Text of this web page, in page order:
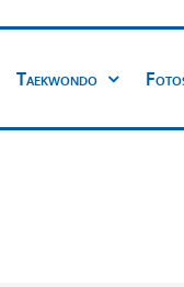
Taekwondo